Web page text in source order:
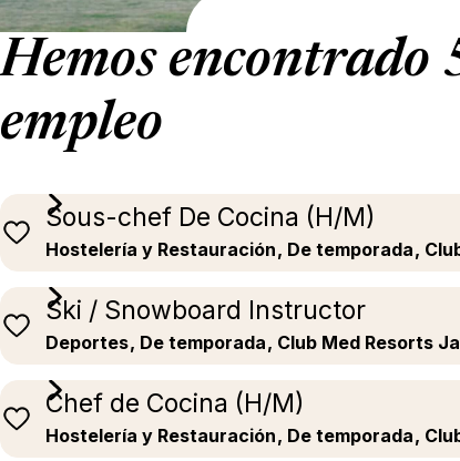
Hemos encontrado
empleo
Sous-chef De Cocina (H/M)
Hostelería y Restauración, De temporada,
Ski / Snowboard Instructor
Deportes, De temporada, Club Med Resorts
Chef de Cocina (H/M)
Hostelería y Restauración, De temporada,